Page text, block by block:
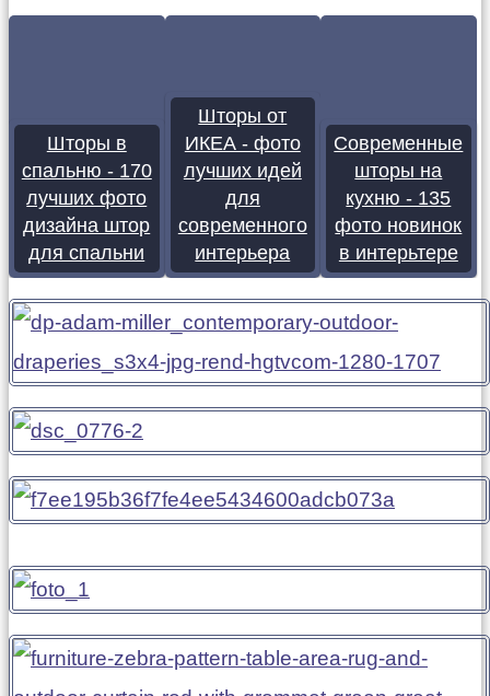
Шторы в
спальню - 170
лучших фото
дизайна штор
для спальни
Шторы от
ИКЕА - фото
лучших идей
для
современного
интерьера
Современные
шторы на
кухню - 135
фото новинок
в интерьтере